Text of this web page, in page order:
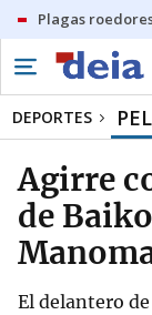
Plagas
DEPORTES
Agirre
de
El delantero